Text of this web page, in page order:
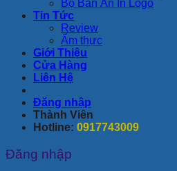
Bộ Bàn Ăn In Logo
Tin Tức
Review
Ẩm thực
Giới Thiệu
Cửa Hàng
Liên Hệ
Đăng nhập
Thành Viên
Hotline: 0917743009
Đăng nhập